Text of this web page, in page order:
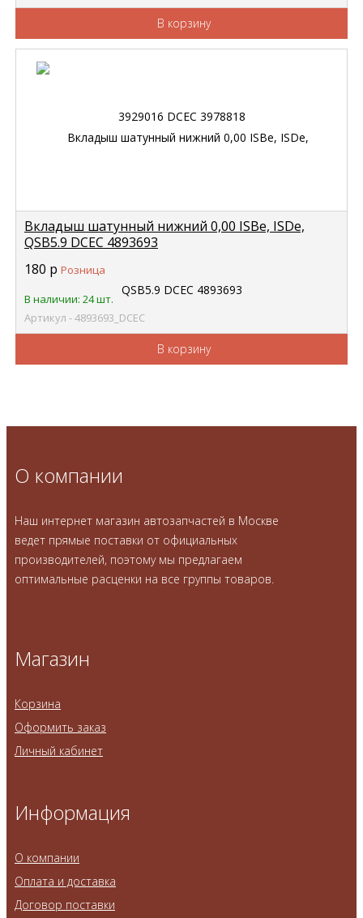
В корзину
Вкладыш шатунный нижний 0,00 ISBe, ISDe,
QSB5.9 DCEC 4893693
180 р Розница
В наличии: 24 шт.
Артикул - 4893693_DCEC
В корзину
О компании
Наш интернет магазин автозапчастей в Москве
ведет прямые поставки от официальных
производителей, поэтому мы предлагаем
оптимальные расценки на все группы товаров.
Магазин
Корзина
Оформить заказ
Личный кабинет
Информация
О компании
Оплата и доставка
Договор поставки